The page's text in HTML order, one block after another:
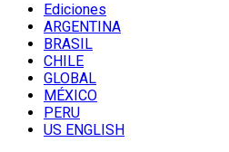
Ediciones
ARGENTINA
BRASIL
CHILE
GLOBAL
MÉXICO
PERU
US ENGLISH